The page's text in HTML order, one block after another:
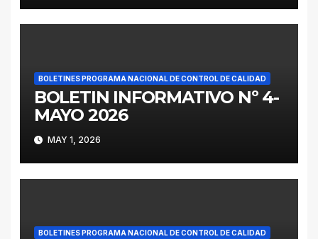
BOLETINES PROGRAMA NACIONAL DE CONTROL DE CALIDAD
BOLETIN INFORMATIVO Nº 4-
MAYO 2026
MAY 1, 2026
BOLETINES PROGRAMA NACIONAL DE CONTROL DE CALIDAD